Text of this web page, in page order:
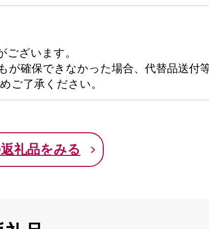
ざいます。
確保できなかった場合、代替品送付
ご了承ください。
礼品をみる